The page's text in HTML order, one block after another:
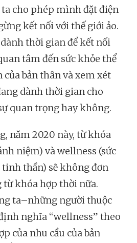
cho phép mình đặt điện
kết nối với thế giới ảo.
thời gian để kết nối
tâm đến sức khỏe thể
bản thân và xem xét
dành thời gian cho
quan trọng hay không.
năm 2020 này, từ khóa
niệm) và wellness (sức
thần) sẽ không đơn
khóa hợp thời nữa.
ta–những người thuộc
nghĩa “wellness” theo
của nhu cầu của bản